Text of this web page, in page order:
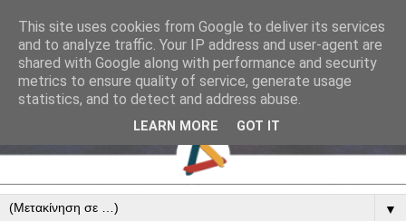
▼
This site uses cookies from Google to deliver its services
and to analyze traffic. Your IP address and user-agent are
shared with Google along with performance and security
metrics to ensure quality of service, generate usage
statistics, and to detect and address abuse.
LEARN MORE GOT IT